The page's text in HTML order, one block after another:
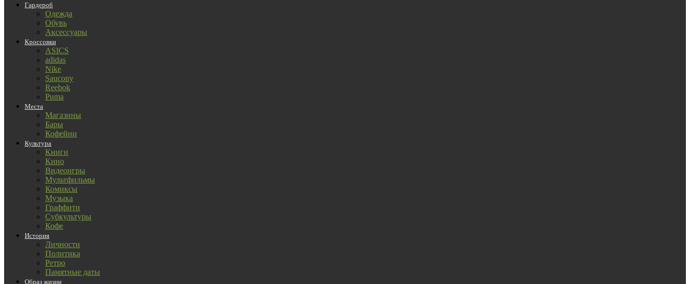
Гардероб
Одежда
Обувь
Аксессуары
Кроссовки
ASICS
adidas
Nike
Saucony
Reebok
Puma
Места
Магазины
Бары
Кофейни
Культура
Книги
Кино
Видеоигры
Мультфильмы
Комиксы
Музыка
Граффити
Субкультуры
Кофе
История
Личности
Политика
Ретро
Памятные даты
Образ жизни